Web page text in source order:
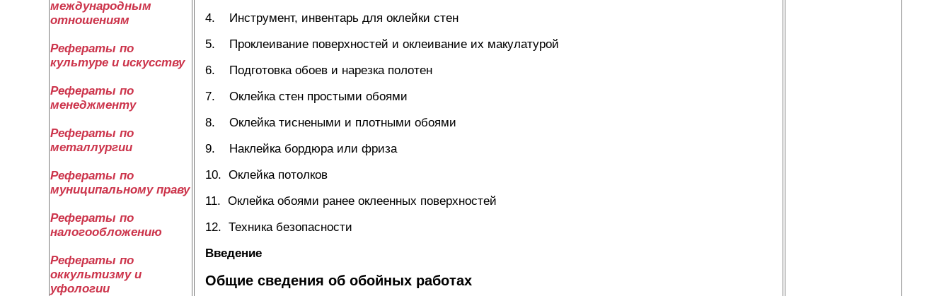
международным
отношениям
Рефераты по
культуре и искусству
Рефераты по
менеджменту
Рефераты по
металлургии
Рефераты по
муниципальному праву
Рефераты по
налогообложению
Рефераты по
оккультизму и
уфологии
4. Инструмент, инвентарь для оклейки стен
5. Проклеивание поверхностей и оклеивание их макулатурой
6. Подготовка обоев и нарезка полотен
7. Оклейка стен простыми обоями
8. Оклейка тиснеными и плотными обоями
9. Наклейка бордюра или фриза
10. Оклейка потолков
11. Оклейка обоями ранее оклеенных поверхностей
12. Техника безопасности
Введение
Общие сведения об обойных работах